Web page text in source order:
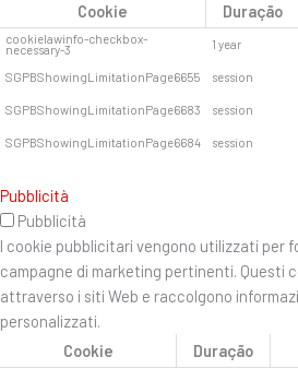
Cookie
Duração
cookielawinfo-checkbox-
necessary-3 1 year
SGPBShowingLimitationPage6655
session
SGPBShowingLimitationPage6683
session
SGPBShowingLimitationPage6684
session
Pubblicità
Pubblicità
I cookie pubblicitari vengono utilizzati per
campagne di marketing pertinenti. Questi
attraverso i siti Web e raccolgono
personalizzati.
Cookie
Duração